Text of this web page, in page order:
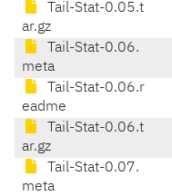
Tail-Stat-0.05.t
ar.gz
Tail-Stat-0.06.
meta
Tail-Stat-0.06.r
eadme
Tail-Stat-0.06.t
ar.gz
Tail-Stat-0.07.
meta